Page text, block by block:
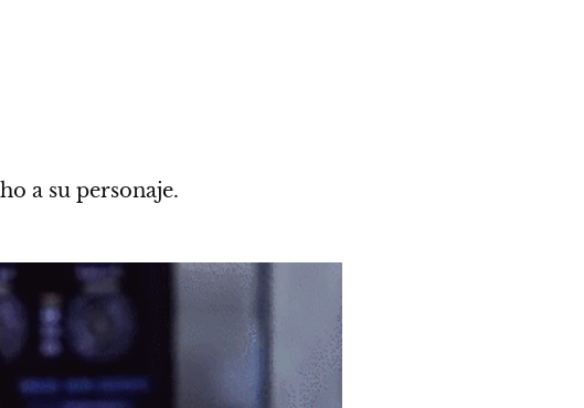
a su personaje.